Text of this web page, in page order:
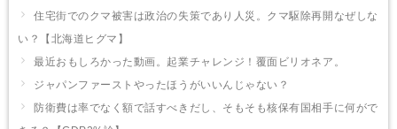
住宅街でのクマ被害は政治の失策であり人災。クマ駆除再開なぜしな
い？【北海道ヒグマ】
最近おもしろかった動画。起業チャレンジ！覆面ビリオネア。
ジャパンファーストやったほうがいいんじゃない？
防衛費は率でなく額で話すべきだし、そもそも核保有国相手に何がで